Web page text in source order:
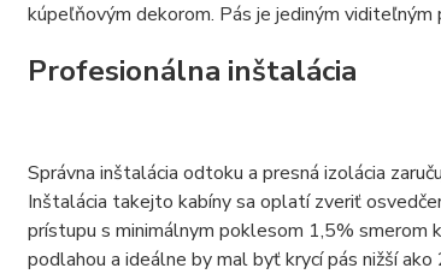
kúpeľňovým dekorom. Pás je jediným viditeľným
Profesionálna inštalácia
Správna inštalácia odtoku a presná izolácia
Inštalácia takejto kabíny sa oplatí zveriť
prístupu s minimálnym poklesom 1,5% smerom
podlahou a ideálne by mal byť krycí pás nižší